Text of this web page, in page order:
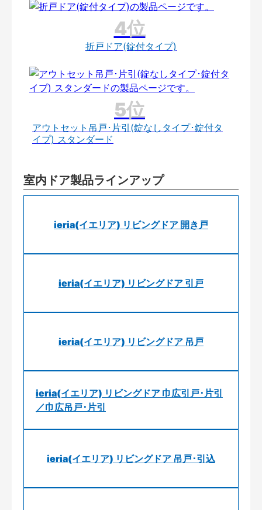
折戸ドア(錠付タイプ)
アウトセット吊戸･片引(錠なしタイプ･錠付タ
イプ) スタンダード
室内ドア製品ラインアップ
ieria(イエリア) リビングドア 開き戸
ieria(イエリア) リビングドア 引戸
ieria(イエリア) リビングドア 吊戸
ieria(イエリア) リビングドア 巾広引戸･片引
／巾広吊戸･片引
ieria(イエリア) リビングドア 吊戸･引込